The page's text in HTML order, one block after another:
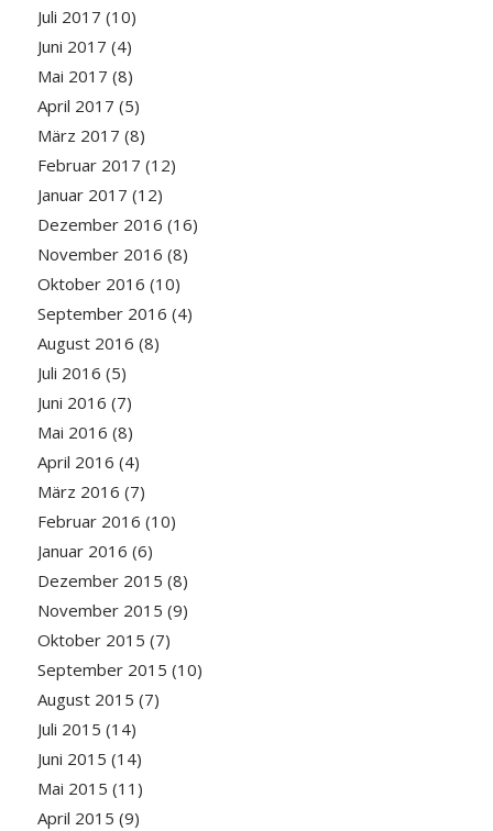
Juli 2017 (10)
Juni 2017 (4)
Mai 2017 (8)
April 2017 (5)
März 2017 (8)
Februar 2017 (12)
Januar 2017 (12)
Dezember 2016 (16)
November 2016 (8)
Oktober 2016 (10)
September 2016 (4)
August 2016 (8)
Juli 2016 (5)
Juni 2016 (7)
Mai 2016 (8)
April 2016 (4)
März 2016 (7)
Februar 2016 (10)
Januar 2016 (6)
Dezember 2015 (8)
November 2015 (9)
Oktober 2015 (7)
September 2015 (10)
August 2015 (7)
Juli 2015 (14)
Juni 2015 (14)
Mai 2015 (11)
April 2015 (9)